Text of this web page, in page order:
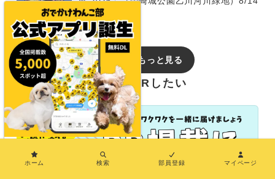
～15
イベントをもっと見る
おでかけわんこ部でPRしたい
ホーム 検索 部員登録 マイページ